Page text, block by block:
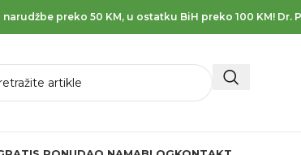
preko 50 KM, u ostatku BiH preko 100 KM!